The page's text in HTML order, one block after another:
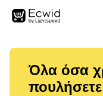
Όλα όσα